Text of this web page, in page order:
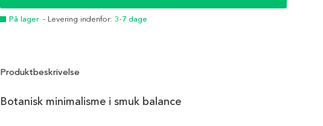
På lager - Levering indenfor: 3-7 dage
Produktbeskrivelse
Botanisk minimalisme i smuk balance